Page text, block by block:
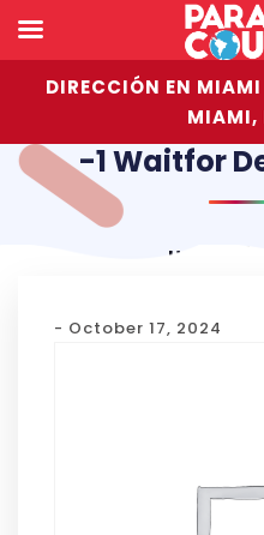
DIRECCIÓN EN
MIAMI,
-1 Waitfor
HOME
- October 17, 2024